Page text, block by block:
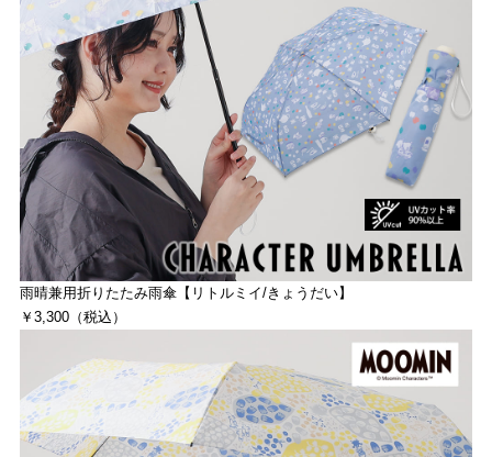
雨晴兼用折りたたみ雨傘【リトルミイ/きょうだい】
￥3,300（税込）